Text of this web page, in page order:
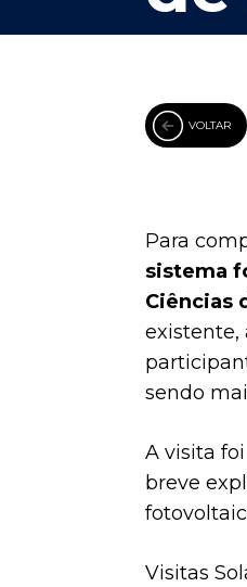
VOLTAR
Para
sistema
Ciências
sendo
A visita
breve
Visitas